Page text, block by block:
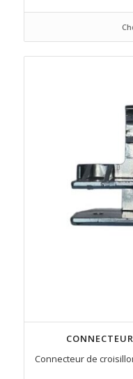
Connecteur de